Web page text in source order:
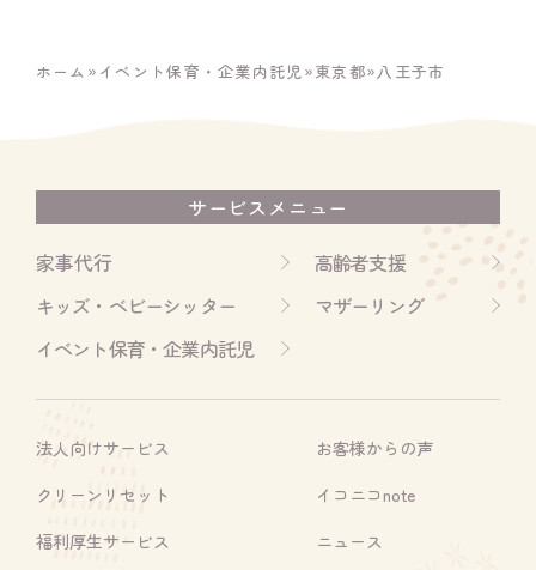
ホーム » イベント保育・企業内託児»東京都»八王子市
サービスメニュー
家事代行
高齢者支援
キッズ・ベビーシッター
マザーリング
イベント保育・企業内託児
法人向けサービス
クリーンリセット
福利厚生サービス
お客様からの声
イコニコnote
ニュース